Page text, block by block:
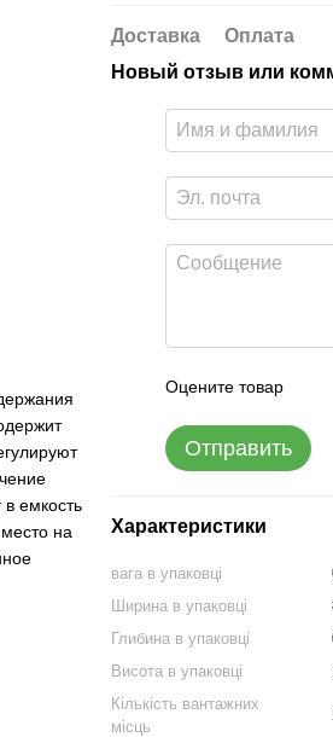
емкость
на
Доставка
Оплата
Новый отзыв или
Оцените товар
Отправить
Характеристики
вага в упаковці
Ширина в упаковці
Глибина в упаковці
Висота в упаковці
Кількість вантажних
місць